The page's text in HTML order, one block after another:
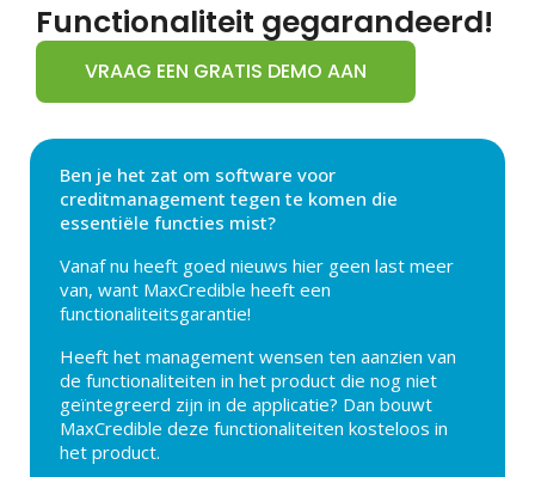
Functionaliteit gegarandeerd!
VRAAG EEN GRATIS DEMO AAN
Ben je het zat om software voor
creditmanagement tegen te komen die
essentiële functies mist?
Vanaf nu heeft goed nieuws hier geen last meer
van, want MaxCredible heeft een
functionaliteitsgarantie!
Heeft het management wensen ten aanzien van
de functionaliteiten in het product die nog niet
geïntegreerd zijn in de applicatie? Dan bouwt
MaxCredible deze functionaliteiten kosteloos in
het product.